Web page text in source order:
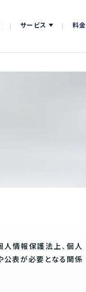
サービス 料金
人情報保護法上、個人
公表が必要となる関係